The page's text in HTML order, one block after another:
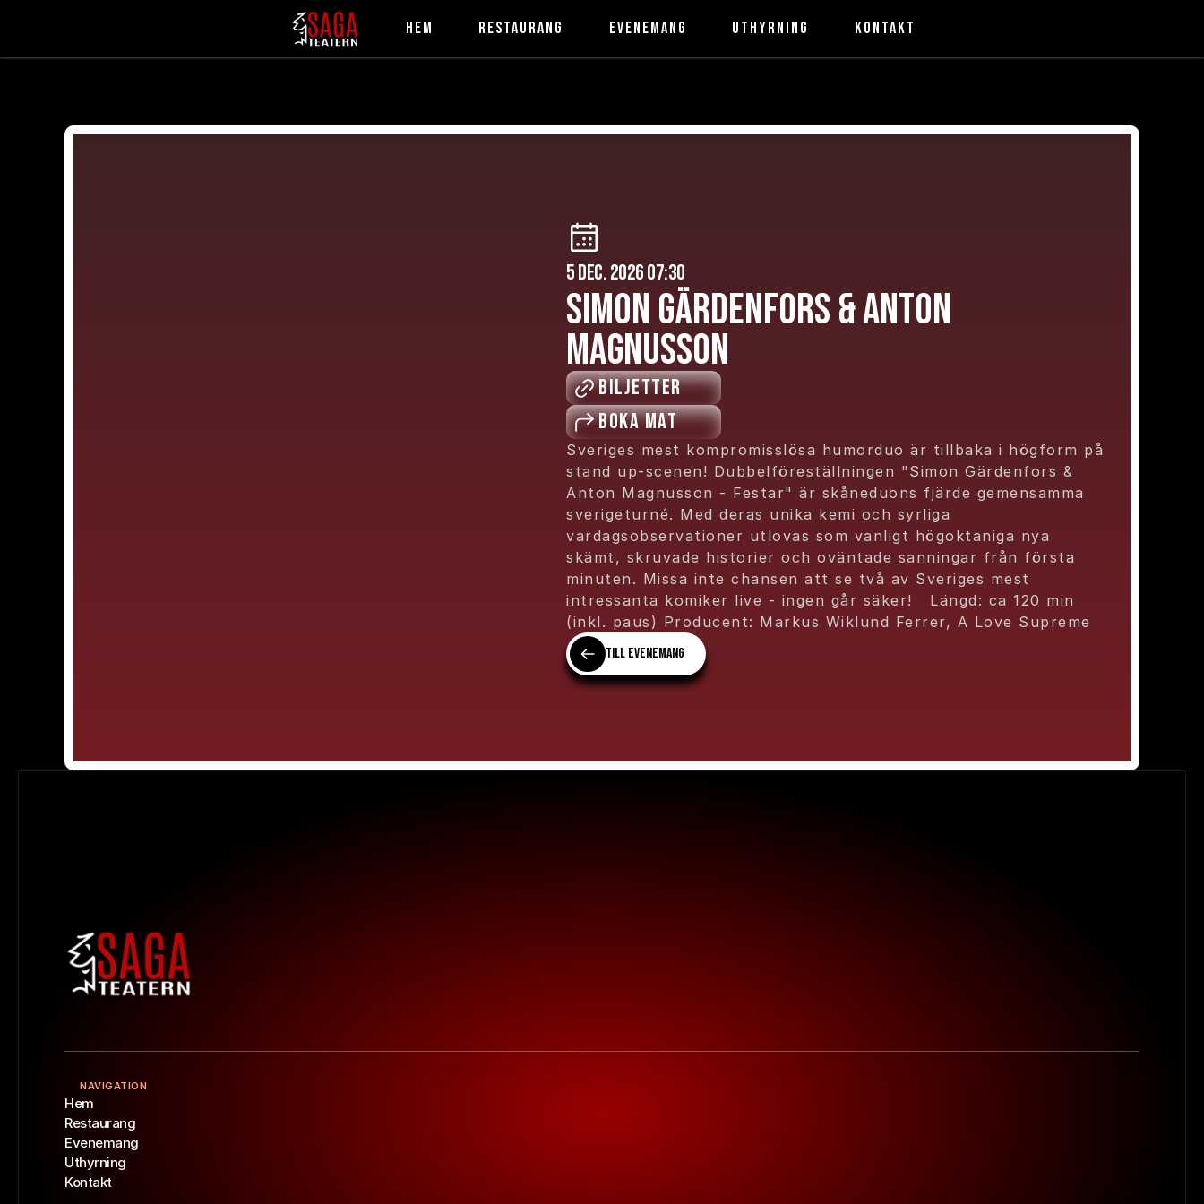
HEM Restaurang Evenemang Uthyrning Kontakt
5 dec. 2026 07:30
SIMON GÄRDENFORS & ANTON
MAGNUSSON
Biljetter
Boka mat
Sveriges mest kompromisslösa humorduo är tillbaka i högform på
stand up-scenen! Dubbelföreställningen "Simon Gärdenfors &
Anton Magnusson - Festar" är skåneduons fjärde gemensamma
sverigeturné. Med deras unika kemi och syrliga
vardagsobservationer utlovas som vanligt högoktaniga nya
skämt, skruvade historier och oväntade sanningar från första
minuten. Missa inte chansen att se två av Sveriges mest
intressanta komiker live - ingen går säker!   Längd: ca 120 min
(inkl. paus) Producent: Markus Wiklund Ferrer, A Love Supreme
Till evenemang
NAVIGATION
Hem
Restaurang
Evenemang
Uthyrning
Kontakt